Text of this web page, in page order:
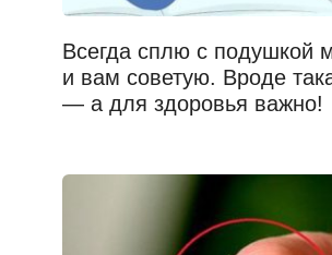
Всегда сплю с подушкой
и вам советую. Вроде
— а для здоровья важно!